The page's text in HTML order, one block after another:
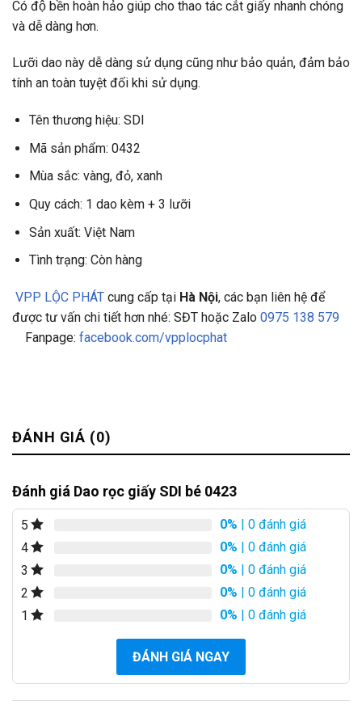
Có độ bền hoàn hảo giúp cho thao tác cắt giấy nhanh chóng
và dễ dàng hơn.
Lưỡi dao này dễ dàng sử dụng cũng như bảo quản, đảm bảo
tính an toàn tuyệt đối khi sử dụng.
Tên thương hiệu: SDI
Mã sản phẩm: 0432
Mùa sắc: vàng, đỏ, xanh
Quy cách: 1 dao kèm + 3 lưỡi
Sản xuất: Việt Nam
Tình trạng: Còn hàng
VPP LỘC PHÁT cung cấp tại Hà Nội, các bạn liên hệ để
được tư vấn chi tiết hơn nhé: SĐT hoặc Zalo 0975 138 579
Fanpage: facebook.com/vpplocphat
ĐÁNH GIÁ (0)
Đánh giá Dao rọc giấy SDI bé 0423
5 0% | 0 đánh giá
4
0% | 0 đánh giá
3
0% | 0 đánh giá
2
0% | 0 đánh giá
1
0% | 0 đánh giá
ĐÁNH GIÁ NGAY